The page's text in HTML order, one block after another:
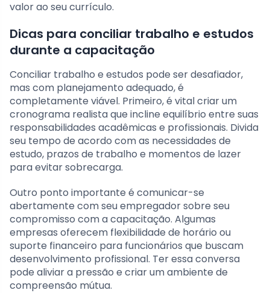
valor ao seu currículo.
Dicas para conciliar trabalho e estudos
durante a capacitação
Conciliar trabalho e estudos pode ser desafiador,
mas com planejamento adequado, é
completamente viável. Primeiro, é vital criar um
cronograma realista que incline equilíbrio entre suas
responsabilidades acadêmicas e profissionais. Divida
seu tempo de acordo com as necessidades de
estudo, prazos de trabalho e momentos de lazer
para evitar sobrecarga.
Outro ponto importante é comunicar-se
abertamente com seu empregador sobre seu
compromisso com a capacitação. Algumas
empresas oferecem flexibilidade de horário ou
suporte financeiro para funcionários que buscam
desenvolvimento profissional. Ter essa conversa
pode aliviar a pressão e criar um ambiente de
compreensão mútua.